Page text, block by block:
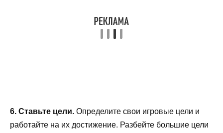
6. Ставьте цели. Определите свои игровые цели и
работайте на их достижение. Разбейте большие цели